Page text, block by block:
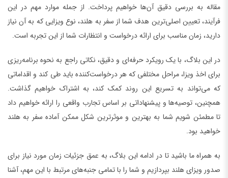
مقاله به بررسی دقیق آن‌ها خواهیم پرداخت. از جمله موارد مهم در این
فرآیند، تعیین اصلی‌ترین هدف شما از سفر به هلند، نوع ویزایی که به آن نیاز
دارید، زمان مناسب برای ارائه درخواست و انتظارات شما از این تجربه است.
در این بلاگ، با یک رویکرد حرفه‌ای و دقیق، نکاتی راجع به نحوه برنامه‌ریزی
برای اخذ ویزا، مراحل مختلفی که هر درخواست‌کننده باید طی کند و اقداماتی
که می‌تواند به تسریع این روند کمک کند، به اشتراک خواهیم گذاشت.
همچنین، توصیه‌ها و پیشنهاداتی بر اساس تجارب واقعی را ارائه خواهیم داد
تا مطمئن شویم شما به بهترین و موثرترین شکل ممکن آماده سفر به هلند
خواهید بود.
به همراه ما باشید تا در ادامه این بلاگ، به عمق جزئیات زمان مورد نیاز برای
صدور ویزای هلند بپردازیم و شما را با تمامی جنبه‌های مرتبط با این مهم، آشنا